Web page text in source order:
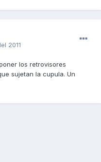
2011
los retrovisores
sujetan la cupula. Un